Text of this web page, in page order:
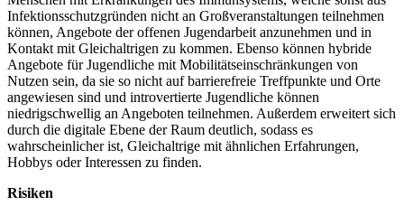
Infektionsschutzgründen nicht an Großveranstaltungen teilnehmen
können, Angebote der offenen Jugendarbeit anzunehmen und in
Kontakt mit Gleichaltrigen zu kommen. Ebenso können hybride
Angebote für Jugendliche mit Mobilitätseinschränkungen von
Nutzen sein, da sie so nicht auf barrierefreie Treffpunkte und Orte
angewiesen sind und introvertierte Jugendliche können
niedrigschwellig an Angeboten teilnehmen. Außerdem erweitert sich
durch die digitale Ebene der Raum deutlich, sodass es
wahrscheinlicher ist, Gleichaltrige mit ähnlichen Erfahrungen,
Hobbys oder Interessen zu finden.
Risiken